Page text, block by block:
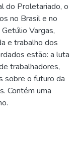
do Proletariado, o
no Brasil e no
Vargas,
e trabalho dos
estão: a luta
trabalhadores,
sobre o futuro da
Contém uma